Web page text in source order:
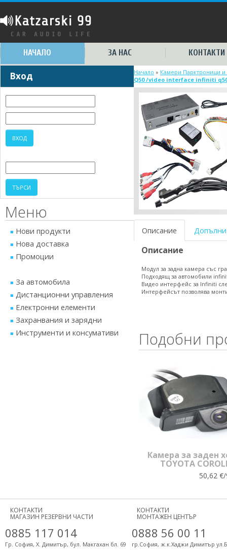
НАЧАЛО ЗА НАС КОНТАКТИ
Вход
Меню
Нови продукти
Нова доставка
Промоции
За автомобила
Дистанционни управления
Електронни елементи
Захранвания и зарядни
Инструменти и консумативи
Начало » Камери Парктроници и
Q50 /video interface infiniti
Описание
Описание
Модул за задна камера със
Подходящ за автомобили
Видео интерфейс за Infiniti
Интерфейсът позволява
Подобни
Камера за заден
TOYOTA
50,62
КОНТАКТИ
МАГАЗИН РЕЗЕРВНИ ЧАСТИ
0885 117 014
Гр. София, Х. Димитър, бул. Макгахан бл. 69
КОНТАКТИ
МОНТАЖЕН ЦЕНТЪР
0888 56 00 11
гр.София, ж.к.Хаджи Димитър